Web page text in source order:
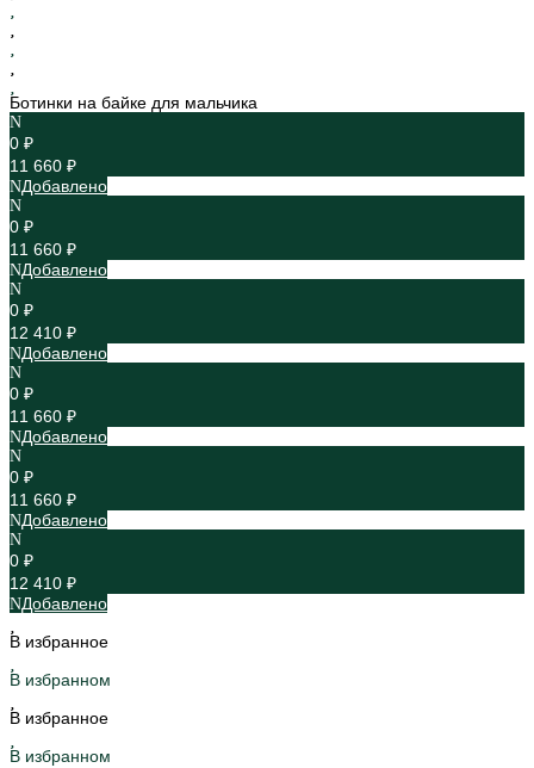
Ботинки на байке для мальчика
0 ₽
11 660 ₽
Добавлено
0 ₽
11 660 ₽
Добавлено
0 ₽
12 410 ₽
Добавлено
0 ₽
11 660 ₽
Добавлено
0 ₽
11 660 ₽
Добавлено
0 ₽
12 410 ₽
Добавлено
В избранное
В избранном
В избранное
В избранном